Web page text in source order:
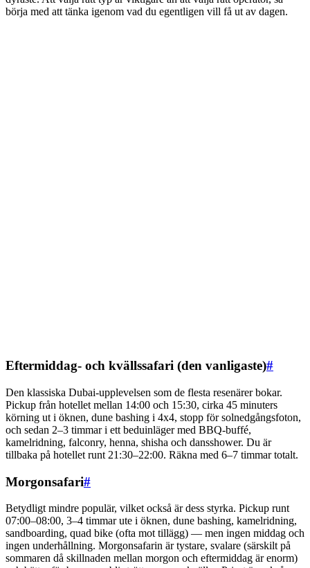
börja med att tänka igenom vad du egentligen vill få ut av dagen.
Eftermiddag- och kvällssafari (den vanligaste)#
Den klassiska Dubai-upplevelsen som de flesta resenärer bokar.
Pickup från hotellet mellan 14:00 och 15:30, cirka 45 minuters
körning ut i öknen, dune bashing i 4x4, stopp för solnedgångsfoton,
och sedan 2–3 timmar i ett beduinläger med BBQ-buffé,
kamelridning, falconry, henna, shisha och dansshower. Du är
tillbaka på hotellet runt 21:30–22:00. Räkna med 6–7 timmar totalt.
Morgonsafari#
Betydligt mindre populär, vilket också är dess styrka. Pickup runt
07:00–08:00, 3–4 timmar ute i öknen, dune bashing, kamelridning,
sandboarding, quad bike (ofta mot tillägg) — men ingen middag och
ingen underhållning. Morgonsafarin är tystare, svalare (särskilt på
sommaren då skillnaden mellan morgon och eftermiddag är enorm)